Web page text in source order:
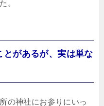
。
があるが、実は単な
の神社にお参りにいっ